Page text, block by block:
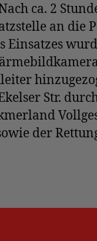
ca. 2
an die
Einsatzes
Str.
der